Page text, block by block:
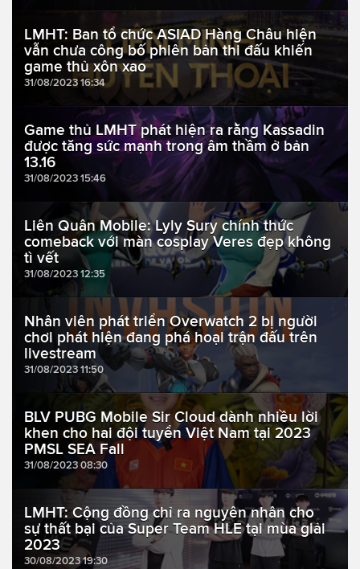
LMHT: Ban tổ chức ASIAD Hàng Châu hiện
vẫn chưa công bố phiên bản thi đấu khiến
game thủ xôn xao
31/08/2023 16:34
Game thủ LMHT phát hiện ra rằng Kassadin
được tăng sức mạnh trong âm thầm ở bản
13.16
31/08/2023 15:46
Liên Quân Mobile: Lyly Sury chính thức
comeback với màn cosplay Veres đẹp không
tì vết
31/08/2023 12:35
Nhân viên phát triển Overwatch 2 bị người
chơi phát hiện đang phá hoại trận đấu trên
livestream
31/08/2023 11:50
BLV PUBG Mobile Sir Cloud dành nhiều lời
khen cho hai đội tuyển Việt Nam tại 2023
PMSL SEA Fall
31/08/2023 08:30
LMHT: Cộng đồng chỉ ra nguyên nhân cho
sự thất bại của Super Team HLE tại mùa giải
2023
30/08/2023 19:30